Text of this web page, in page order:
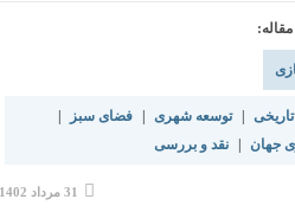
توسعه شهری فضای سبز
جهان نقد و بررسی
نوشته
31 مرداد 1402